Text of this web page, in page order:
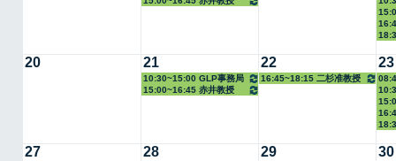
20 21
10:30~15:00 GLP事務局
15:00~16:45 赤井教授
22
16:45~18:15 二杉准教授
23
27 28 29 30